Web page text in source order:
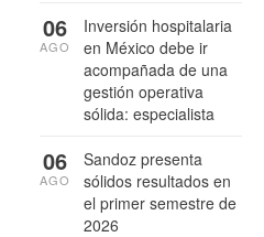
Inversión hospitalaria
en México debe ir
acompañada de una
gestión operativa
sólida: especialista
06
AGO
Sandoz presenta
sólidos resultados en
el primer semestre de
2026
06
AGO